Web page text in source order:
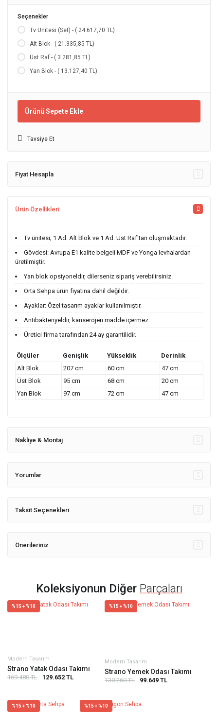
Seçenekler
Tv Ünitesi (Set) - ( 24.617,70 TL)
Alt Blok - ( 21.335,85 TL)
Üst Raf - ( 3.281,85 TL)
Yan Blok - ( 13.127,40 TL)
Ürünü Sepete Ekle
Tavsiye Et
Fiyat Hesapla
Ürün Özellikleri
Tv ünitesi; 1 Ad. Alt Blok ve 1 Ad. Üst Raf'tan oluşmaktadır.
Gövdesi: Avrupa E1 kalite belgeli MDF ve Yonga levhalardan
üretilmiştir.
Yan blok opsiyoneldir, dilerseniz sipariş verebilirsiniz.
Orta Sehpa ürün fiyatına dahil değildir.
Ayaklar: Özel tasarım ayaklar kullanılmıştır.
Antibakteriyeldir, kanserojen madde içermez.
Üretici firma tarafından 24 ay garantilidir.
Ölçüler Genişlik Yükseklik
Derinlik
Alt Blok
207 cm 60 cm
47 cm
Üst Blok
95 cm 68 cm
20 cm
Yan Blok
97 cm 72 cm 47 cm
Nakliye & Montaj
Yorumlar
Taksit Seçenekleri
Önerileriniz
Koleksiyonun Diğer Parçaları
%15 + %10
Modern Tasarım
Strano Yatak Odası Takımı
169.480 TL 129.652 TL
%15 + %10
Modern Tasarım
Strano Yemek Odası Takımı
130.260 TL 99.649 TL
%15 + %10 %15 + %10